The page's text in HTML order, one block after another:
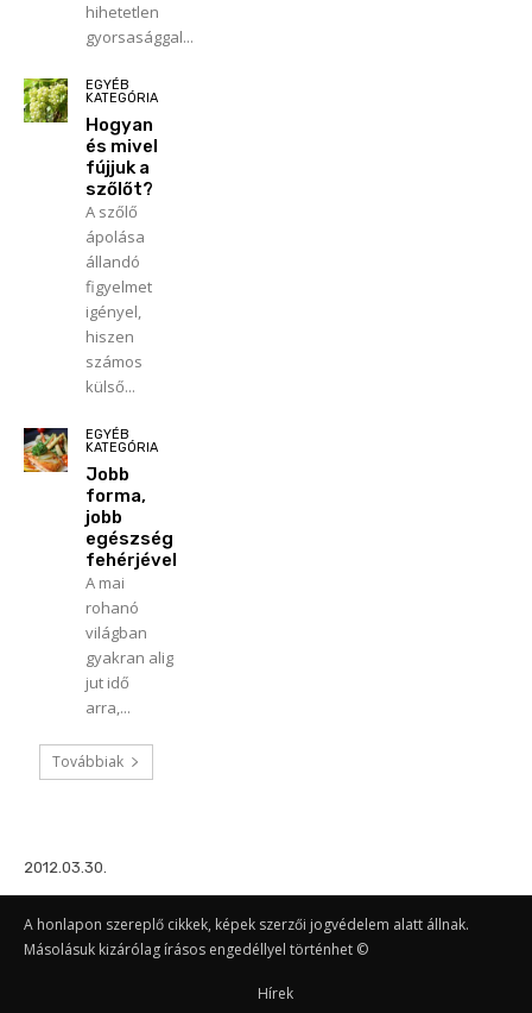
hihetetlen
gyorsasággal...
EGYÉB
KATEGÓRIA
Hogyan
és mivel
fújjuk a
szőlőt?
A szőlő
ápolása
állandó
figyelmet
igényel,
hiszen
számos
külső...
EGYÉB
KATEGÓRIA
Jobb
forma,
jobb
egészség
fehérjével
A mai
rohanó
világban
gyakran alig
jut idő
arra,...
Továbbiak
2012.03.30.
A honlapon szereplő cikkek, képek szerzői jogvédelem alatt állnak.
Másolásuk kizárólag írásos engedéllyel történhet ©
Hírek